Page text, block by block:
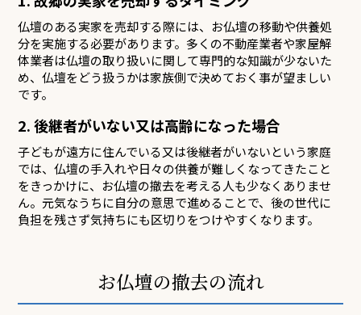
仏壇のある実家を売却する際には、お仏壇の移動や供養処
分を実施する必要があります。多くの不動産業者や家屋解
体業者は仏壇の取り扱いに関して専門的な知識が少ないた
め、仏壇をどう扱うかは家族側で決めておく事が望ましい
です。
2. 後継者がいない又は高齢になった場合
子どもが遠方に住んでいる又は後継者がいないという家庭
では、仏壇の手入れや日々の供養が難しくなってきたこと
をきっかけに、お仏壇の撤去を考える人も少なくありませ
ん。元気なうちに自分の意思で進めることで、後の世代に
負担を残さず気持ちにも区切りをつけやすくなります。
お仏壇の撤去の流れ